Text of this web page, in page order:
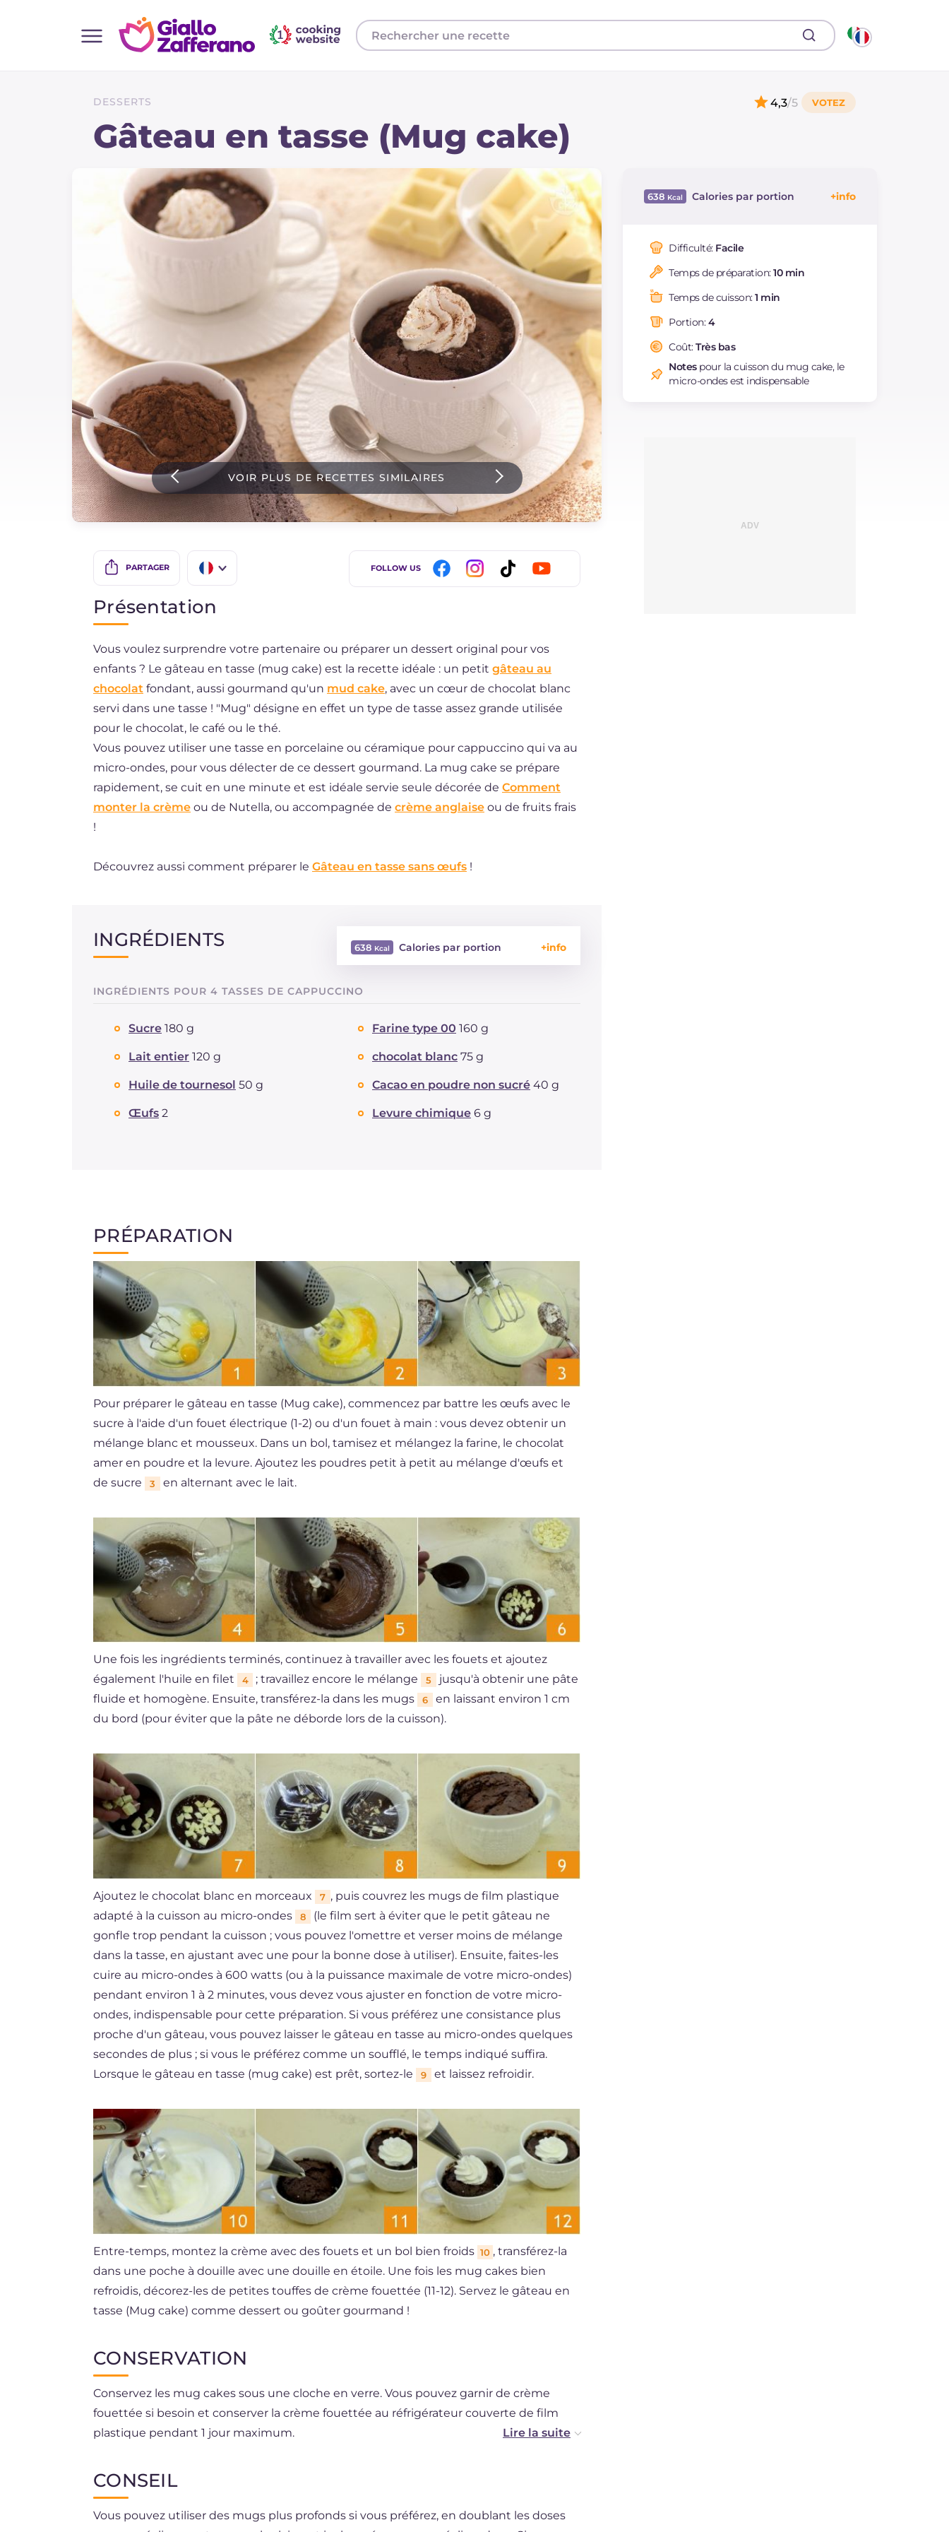
Toutes les recettes
Boissons et rafraîchissements
Dernieres recettes
IT Website
Instagram
YouTube
DESSERTS
Gâteau en tasse (Mug cake)
4,3/5
VOIR PLUS DE RECETTES SIMILAIRES
PARTAGER
DE
BR
NL
FOLLOW US
638 Calories par portion
Dont sucres
Protéine g
Graisses
saturés
Fibre
Cholestérol
Sodium mg
Difficulté: Facile
Temps de préparation:10 min
Temps de cuisson:1 min
Portion:4
Coût:Très bas
Notespour la cuisson du mug cake, le
micro-ondes est indispensable
Présentation
Vous voulez surprendre votre partenaire ou préparer un dessert original pour vos
enfants ? Le gâteau en tasse (mug cake) est la recette idéale : un petit gâteau au
chocolat fondant, aussi gourmand qu'un mud cake, avec un cœur de chocolat blanc
servi dans une tasse ! "Mug" désigne en effet un type de tasse assez grande utilisée
pour le chocolat, le café ou le thé.
Vous pouvez utiliser une tasse en porcelaine ou céramique pour cappuccino qui va au
micro-ondes, pour vous délecter de ce dessert gourmand. La mug cake se prépare
rapidement, se cuit en une minute et est idéale servie seule décorée de Comment
monter la crème ou de Nutella, ou accompagnée de crème anglaise ou de fruits frais
!
Découvrez aussi comment préparer le Gâteau en tasse sans œufs !
INGRÉDIENTS 638 Calories par portion
Glucides
Protéine
Graisses
dont acides gras saturés
Fibre g 4.1
Sodium
INGRÉDIENTS POUR 4 TASSES DE CAPPUCCINO
Sucre 180 g Farine type 00 160 g
Lait entier 120 g chocolat blanc 75 g
Huile de tournesol 50 g Cacao en poudre non sucré 40 g
Œufs 2 Levure chimique 6 g
PRÉPARATION
Pour préparer le gâteau en tasse (Mug cake), commencez par battre les œufs avec le
sucre à l'aide d'un fouet électrique (1-2) ou d'un fouet à main : vous devez obtenir un
mélange blanc et mousseux. Dans un bol, tamisez et mélangez la farine, le chocolat
amer en poudre et la levure. Ajoutez les poudres petit à petit au mélange d'œufs et
de sucre
3 en alternant avec le lait.
Une fois les ingrédients terminés, continuez à travailler avec les fouets et ajoutez
également l'huile en filet
4 ; travaillez encore le mélange 5
jusqu'à obtenir une pâte
fluide et homogène. Ensuite, transférez-la dans les mugs
6
en laissant environ 1 cm
du bord (pour éviter que la pâte ne déborde lors de la cuisson).
Ajoutez le chocolat blanc en morceaux 7 , puis couvrez les mugs de film plastique
adapté à la cuisson au micro-ondes
8
(le film sert à éviter que le petit gâteau ne
gonfle trop pendant la cuisson ; vous pouvez l'omettre et verser moins de mélange
dans la tasse, en ajustant avec une pour la bonne dose à utiliser). Ensuite, faites-les
cuire au micro-ondes à 600 watts (ou à la puissance maximale de votre micro-ondes)
pendant environ 1 à 2 minutes, vous devez vous ajuster en fonction de votre micro-
ondes, indispensable pour cette préparation. Si vous préférez une consistance plus
proche d'un gâteau, vous pouvez laisser le gâteau en tasse au micro-ondes quelques
secondes de plus ; si vous le préférez comme un soufflé, le temps indiqué suffira.
Lorsque le gâteau en tasse (mug cake) est prêt, sortez-le
9 et laissez refroidir.
Entre-temps, montez la crème avec des fouets et un bol bien froids 10 , transférez-la
dans une poche à douille avec une douille en étoile. Une fois les mug cakes bien
refroidis, décorez-les de petites touffes de crème fouettée (11-12). Servez le gâteau en
tasse (Mug cake) comme dessert ou goûter gourmand !
CONSERVATION
Conservez les mug cakes sous une cloche en verre. Vous pouvez garnir de crème
fouettée si besoin et conserver la crème fouettée au réfrigérateur couverte de film
plastique pendant 1 jour maximum.
CONSEIL
Vous pouvez utiliser des mugs plus profonds si vous préférez, en doublant les doses